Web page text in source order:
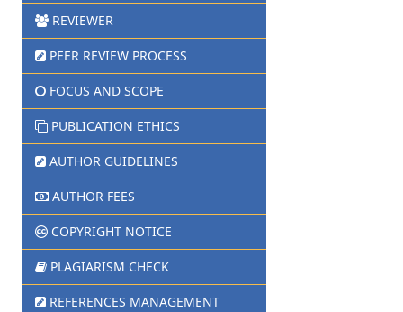
REVIEWER
PEER REVIEW PROCESS
FOCUS AND SCOPE
PUBLICATION ETHICS
AUTHOR GUIDELINES
AUTHOR FEES
COPYRIGHT NOTICE
PLAGIARISM CHECK
REFERENCES MANAGEMENT